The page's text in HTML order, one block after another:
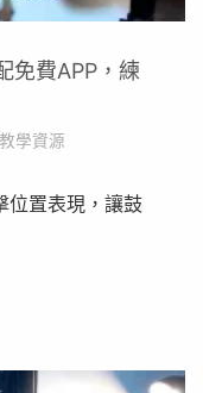
免費APP，練
教學資源
位置表現，讓鼓